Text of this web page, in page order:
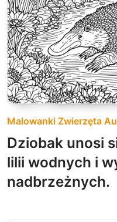
Malowanki Zwierzęta
Dziobak unosi
lilii wodnych i
nadbrzeżnych.